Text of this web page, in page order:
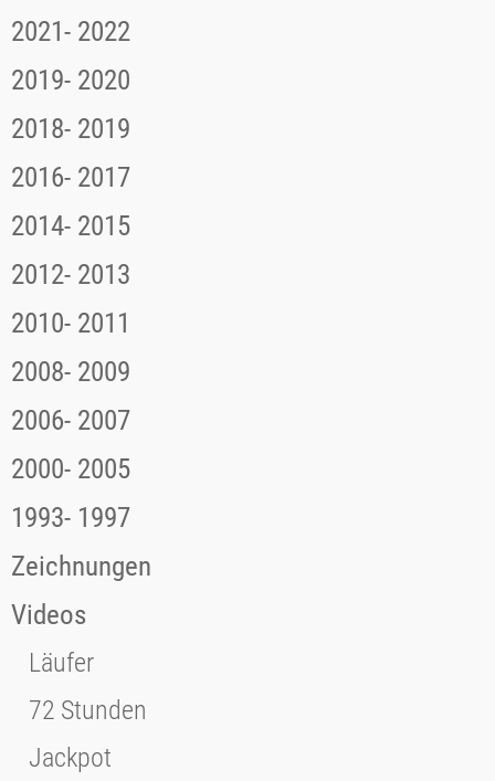
2021- 2022
2019- 2020
2018- 2019
2016- 2017
2014- 2015
2012- 2013
2010- 2011
2008- 2009
2006- 2007
2000- 2005
1993- 1997
Zeichnungen
Videos
Läufer
72 Stunden
Jackpot